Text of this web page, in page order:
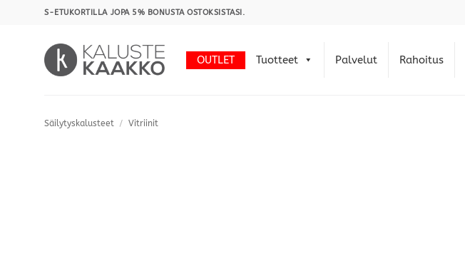
S-ETUKORTILLA JOPA 5% BONUSTA OSTOKSISTASI.
OUTLET Tuotteet Palvelut Rahoitus
Säilytyskalusteet / Vitriinit